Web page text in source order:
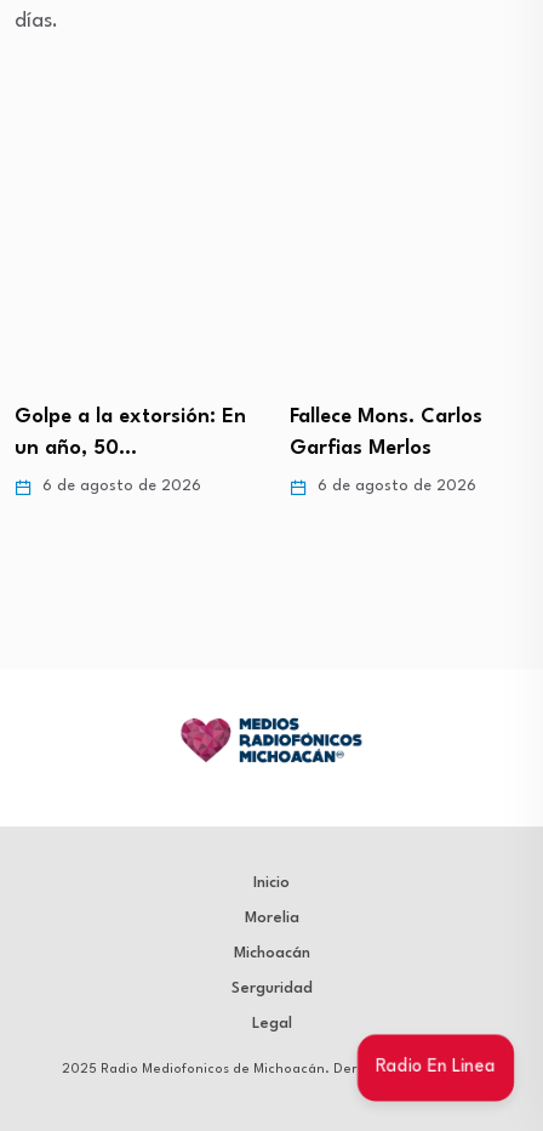
Radio En Linea
días.
Golpe a la extorsión: En
un año, 50…
6 de agosto de 2026
Fallece Mons. Carlos
Garfias Merlos
6 de agosto de 2026
2025 Radio Mediofonicos de Michoacán. Derechos Reservados.
Inicio
Morelia
Michoacán
Serguridad
Legal